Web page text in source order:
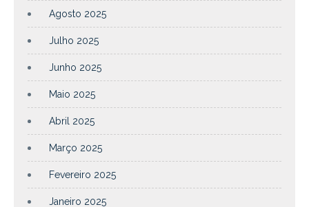
Agosto 2025
Julho 2025
Junho 2025
Maio 2025
Abril 2025
Março 2025
Fevereiro 2025
Janeiro 2025